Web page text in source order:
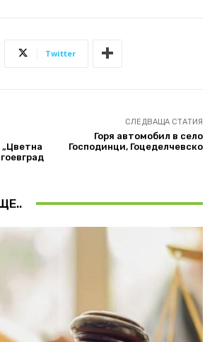
Twitter
СЛЕДВАЩА СТАТИЯ
Горя автомобил в село
Господинци, Гоцеделчевско